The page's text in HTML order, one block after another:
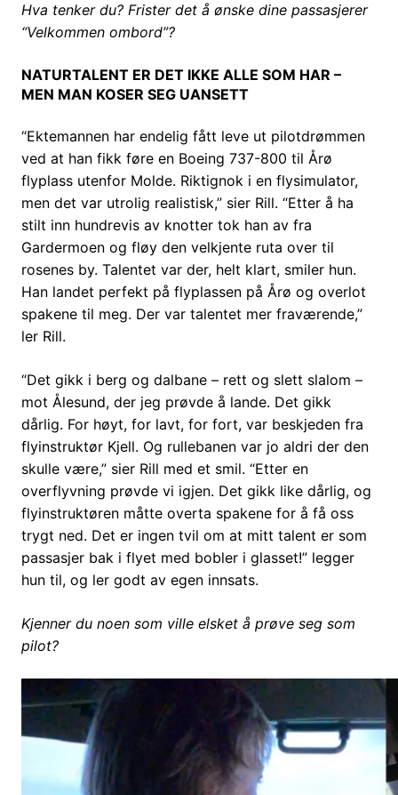
Hva tenker du? Frister det å ønske dine passasjerer
“Velkommen ombord”?
NATURTALENT ER DET IKKE ALLE SOM HAR –
MEN MAN KOSER SEG UANSETT
“Ektemannen har endelig fått leve ut pilotdrømmen
ved at han fikk føre en Boeing 737-800 til Årø
flyplass utenfor Molde. Riktignok i en flysimulator,
men det var utrolig realistisk,” sier Rill. “Etter å ha
stilt inn hundrevis av knotter tok han av fra
Gardermoen og fløy den velkjente ruta over til
rosenes by. Talentet var der, helt klart, smiler hun.
Han landet perfekt på flyplassen på Årø og overlot
spakene til meg. Der var talentet mer fraværende,”
ler Rill.
“Det gikk i berg og dalbane – rett og slett slalom –
mot Ålesund, der jeg prøvde å lande. Det gikk
dårlig. For høyt, for lavt, for fort, var beskjeden fra
flyinstruktør Kjell. Og rullebanen var jo aldri der den
skulle være,” sier Rill med et smil. “Etter en
overflyvning prøvde vi igjen. Det gikk like dårlig, og
flyinstruktøren måtte overta spakene for å få oss
trygt ned. Det er ingen tvil om at mitt talent er som
passasjer bak i flyet med bobler i glasset!” legger
hun til, og ler godt av egen innsats.
Kjenner du noen som ville elsket å prøve seg som
pilot?